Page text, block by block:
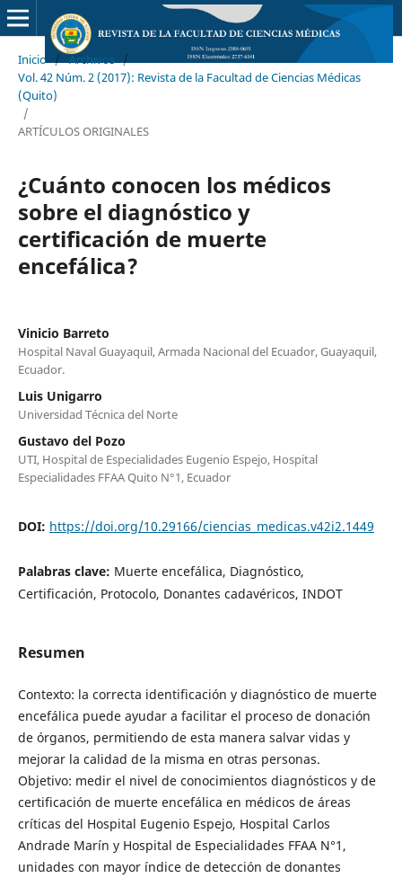
Inicio / Archivos /
Vol. 42 Núm. 2 (2017): Revista de la Facultad de Ciencias Médicas
(Quito)
/
ARTÍCULOS ORIGINALES
¿Cuánto conocen los médicos
sobre el diagnóstico y
certificación de muerte
encefálica?
Vinicio Barreto
Hospital Naval Guayaquil, Armada Nacional del Ecuador, Guayaquil,
Ecuador.
Luis Unigarro
Universidad Técnica del Norte
Gustavo del Pozo
UTI, Hospital de Especialidades Eugenio Espejo, Hospital
Especialidades FFAA Quito N°1, Ecuador
DOI: https://doi.org/10.29166/ciencias_medicas.v42i2.1449
Palabras clave: Muerte encefálica, Diagnóstico,
Certificación, Protocolo, Donantes cadavéricos, INDOT
Resumen
Contexto: la correcta identificación y diagnóstico de muerte
encefálica puede ayudar a facilitar el proceso de donación
de órganos, permitiendo de esta manera salvar vidas y
mejorar la calidad de la misma en otras personas.
Objetivo: medir el nivel de conocimientos diagnósticos y de
certificación de muerte encefálica en médicos de áreas
críticas del Hospital Eugenio Espejo, Hospital Carlos
Andrade Marín y Hospital de Especialidades FFAA N°1,
unidades con mayor índice de detección de donantes